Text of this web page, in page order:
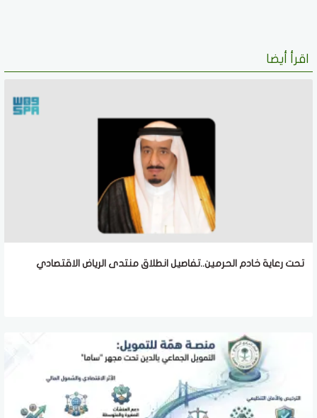
اقرأ أيضا
تحت رعاية خادم الحرمين..تفاصيل انطلاق منتدى الرياض الاقتصادي